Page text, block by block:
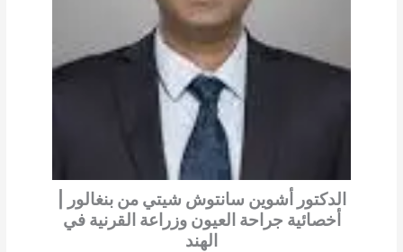
الدكتور أشوين سانتوش شيتي من بنغالور |
أخصائية جراحة العيون وزراعة القرنية في
الهند